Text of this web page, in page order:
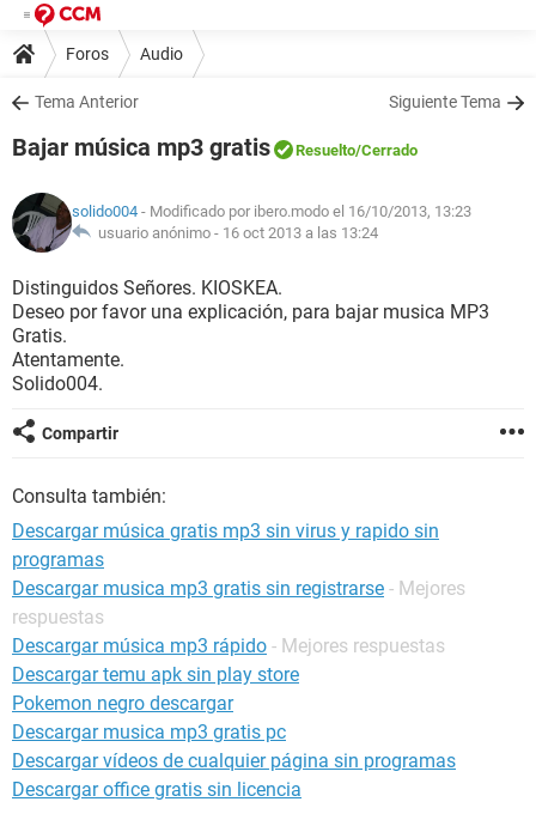
Foros Audio
Tema Anterior Siguiente Tema
Bajar música mp3 gratis Resuelto/Cerrado
solido004 - Modificado por ibero.modo el 16/10/2013, 13:23
usuario anónimo - 16 oct 2013 a las 13:24
Distinguidos Señores. KIOSKEA.
Deseo por favor una explicación, para bajar musica MP3
Gratis.
Atentamente.
Solido004.
Compartir
Consulta también:
Descargar música gratis mp3 sin virus y rapido sin
programas
Descargar musica mp3 gratis sin registrarse - Mejores
respuestas
Descargar música mp3 rápido - Mejores respuestas
Descargar temu apk sin play store
Pokemon negro descargar
Descargar musica mp3 gratis pc
Descargar vídeos de cualquier página sin programas
Descargar office gratis sin licencia